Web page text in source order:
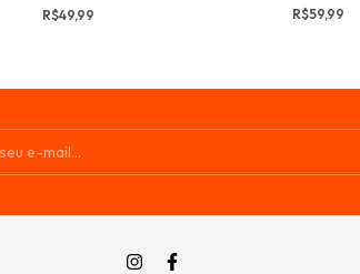
R$49,99
R$59,99